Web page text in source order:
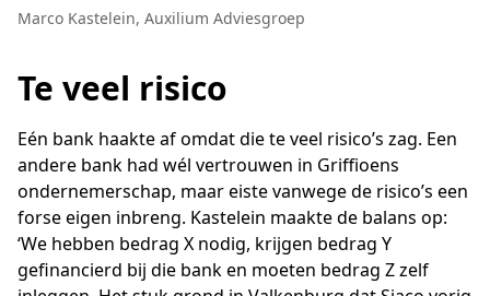
Marco Kastelein, Auxilium Adviesgroep
Te veel risico
Eén bank haakte af omdat die te veel risico’s zag. Een
andere bank had wél vertrouwen in Griffioens
ondernemerschap, maar eiste vanwege de risico’s een
forse eigen inbreng. Kastelein maakte de balans op:
‘We hebben bedrag X nodig, krijgen bedrag Y
gefinancierd bij die bank en moeten bedrag Z zelf